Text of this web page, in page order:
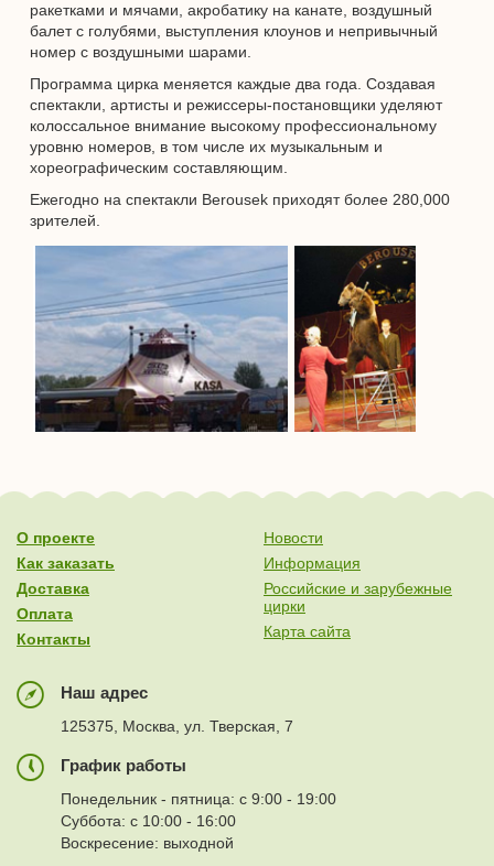
ракетками и мячами, акробатику на канате, воздушный
балет с голубями, выступления клоунов и непривычный
номер с воздушными шарами.
Программа цирка меняется каждые два года. Создавая
спектакли, артисты и режиссеры-постановщики уделяют
колоссальное внимание высокому профессиональному
уровню номеров, в том числе их музыкальным и
хореографическим составляющим.
Ежегодно на спектакли Berousek приходят более 280,000
зрителей.
О проекте
Как заказать
Доставка
Оплата
Контакты
Новости
Информация
Российские и зарубежные
цирки
Карта сайта
Наш адрес
125375, Москва, ул. Тверская, 7
График работы
Понедельник - пятница: с 9:00 - 19:00
Суббота: с 10:00 - 16:00
Воскресение: выходной